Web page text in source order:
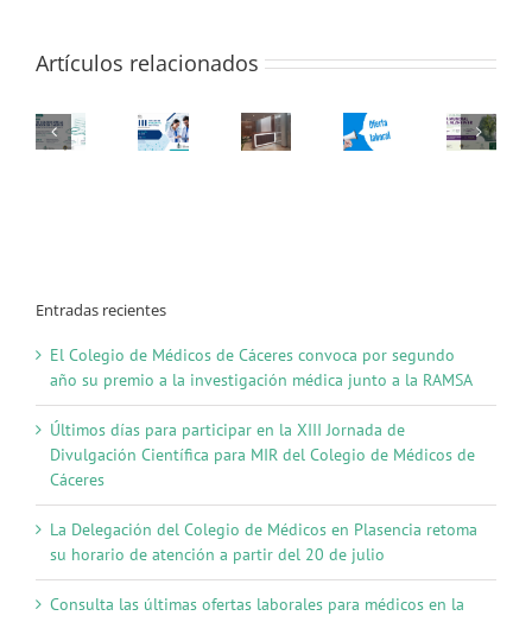
oficial
Artículos relacionados
Entradas recientes
El Colegio de Médicos de Cáceres convoca por segundo
año su premio a la investigación médica junto a la RAMSA
Últimos días para participar en la XIII Jornada de
Divulgación Científica para MIR del Colegio de Médicos de
Cáceres
La Delegación del Colegio de Médicos en Plasencia retoma
su horario de atención a partir del 20 de julio
Consulta las últimas ofertas laborales para médicos en la